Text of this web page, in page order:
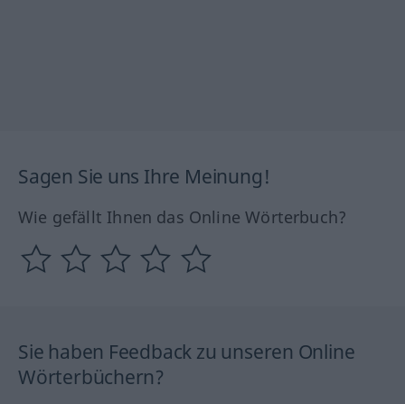
Sagen Sie uns Ihre Meinung!
Wie gefällt Ihnen das Online Wörterbuch?
Sie haben Feedback zu unseren Online
Wörterbüchern?